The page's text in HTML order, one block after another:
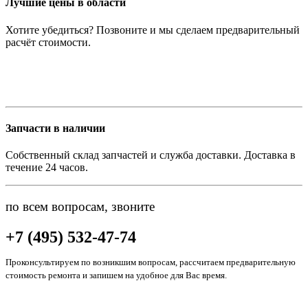
Лучшие цены в области
Хотите убедиться? Позвоните и мы сделаем предварительный
расчёт стоимости.
Запчасти в наличии
Собственный склад запчастей и служба доставки. Доставка в
течение 24 часов.
по всем вопросам, звоните
+7 (495) 532-47-74
Проконсультируем по возникшим вопросам, рассчитаем предварительную
стоимость ремонта и запишем на удобное для Вас время.